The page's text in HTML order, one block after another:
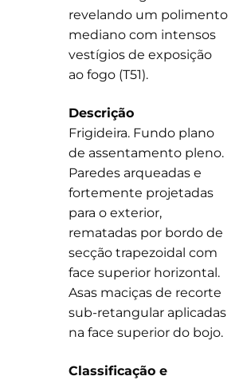
revelando um polimento
mediano com intensos
vestígios de exposição
ao fogo (T51).
Descrição
Frigideira. Fundo plano
de assentamento pleno.
Paredes arqueadas e
fortemente projetadas
para o exterior,
rematadas por bordo de
secção trapezoidal com
face superior horizontal.
Asas maciças de recorte
sub-retangular aplicadas
na face superior do bojo.
Classificação e